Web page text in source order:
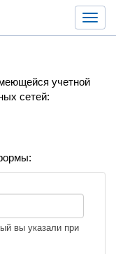
учетной
сетей:
вы указали при